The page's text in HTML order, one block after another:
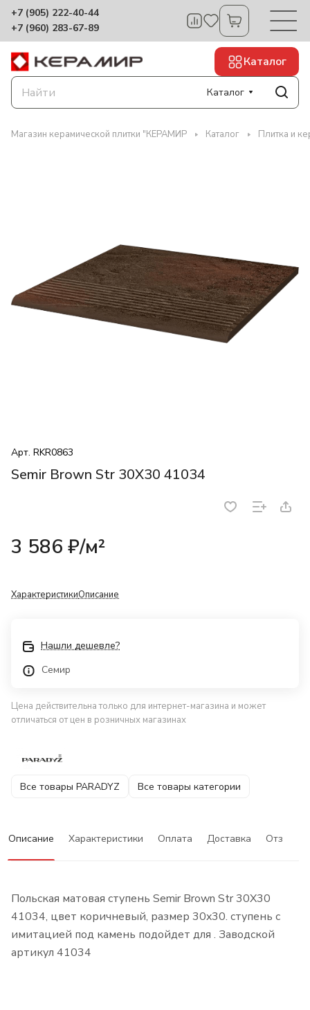
+7 (905) 222-40-44
+7 (960) 283-67-89
Каталог
Каталог
Магазин керамической плитки "КЕРАМИР Каталог Плитка и
Арт. RKR0863
Semir Brown Str 30X30 41034
3 586 ₽/м²
ХарактеристикиОписание
Нашли дешевле?
Семир
Цена действительна только для интернет-магазина и может
отличаться от цен в розничных магазинах
Все товары PARADYZ Все товары категории
Описание Характеристики Оплата Доставка Отзывы
Польская матовая ступень Semir Brown Str 30X30
41034, цвет коричневый, размер 30x30. ступень с
имитацией под камень подойдет для . Заводской
артикул 41034